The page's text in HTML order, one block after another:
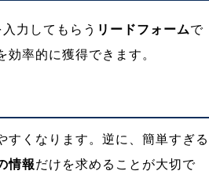
力してもらう リードフォームで
率的に獲得できます。
すくなります。逆に、簡単すぎる
情報だけを求めることが大切で